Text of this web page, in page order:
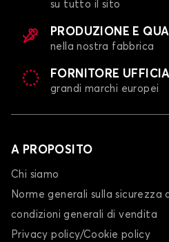
su tutto il sito
PRODUZIONE E
nella nostra fabbrica
FORNITORE
grandi marchi europei
A PROPOSITO
Chi siamo
Norme generali sulla
condizioni generali di vendita
Privacy policy/Cookie policy